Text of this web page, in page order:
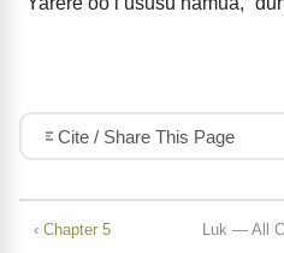
Cite / Share This Page
‹ Chapter 5 Luk — All